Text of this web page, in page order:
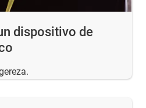
dispositivo de